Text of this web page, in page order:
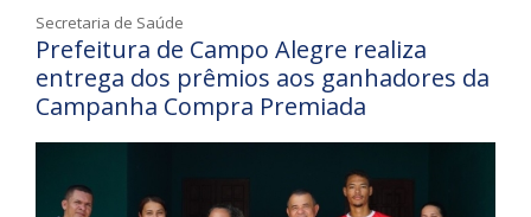
Secretaria de Saúde
Prefeitura de Campo Alegre realiza
entrega dos prêmios aos ganhadores da
Campanha Compra Premiada